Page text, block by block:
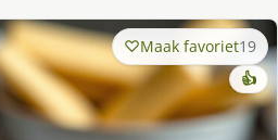
Maak favoriet19
👍